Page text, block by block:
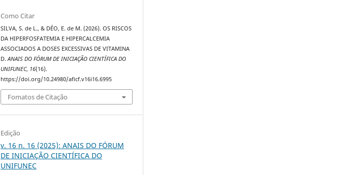
Como Citar
SILVA, S. de L., & DÉO, E. de M. (2026). OS RISCOS
DA HIPERFOSFATEMIA E HIPERCALCEMIA
ASSOCIADOS A DOSES EXCESSIVAS DE VITAMINA
D.ANAIS DO FÓRUM DE INICIAÇÃO CIENTÍFICA DO
UNIFUNEC, 16(16).
https://doi.org/10.24980/aficf.v16i16.6995
Fomatos de Citação
Edição
v. 16 n. 16 (2025): ANAIS DO FÓRUM
DE INICIAÇÃO CIENTÍFICA DO
UNIFUNEC